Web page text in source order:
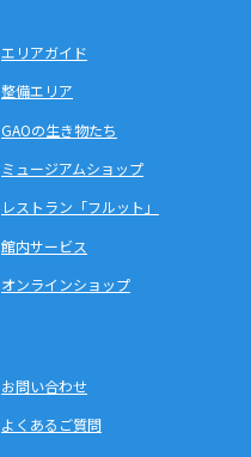
エリアガイド
整備エリア
GAOの生き物たち
ミュージアムショップ
レストラン「フルット」
館内サービス
オンラインショップ
お問い合わせ
よくあるご質問